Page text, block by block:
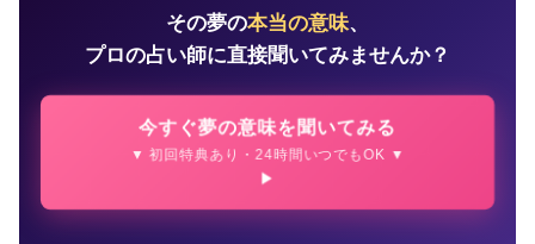
その夢の本当の意味、
プロの占い師に直接聞いてみませんか？
今すぐ夢の意味を聞いてみる
▼ 初回特典あり・24時間いつでもOK ▼